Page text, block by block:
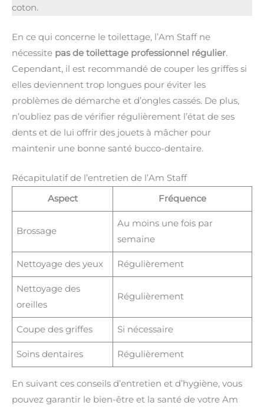
coton.
En ce qui concerne le toilettage, l’Am Staff ne
nécessite pas de toilettage professionnel régulier.
Cependant, il est recommandé de couper les griffes si
elles deviennent trop longues pour éviter les
problèmes de démarche et d’ongles cassés. De plus,
n’oubliez pas de vérifier régulièrement l’état de ses
dents et de lui offrir des jouets à mâcher pour
maintenir une bonne santé bucco-dentaire.
Récapitulatif de l’entretien de l’Am Staff
Aspect
Fréquence
Brossage
Au moins une fois par
semaine
Nettoyage des yeux Régulièrement
Nettoyage des
oreilles
Régulièrement
Coupe des griffes Si nécessaire
Soins dentaires Régulièrement
En suivant ces conseils d’entretien et d’hygiène, vous
pouvez garantir le bien-être et la santé de votre Am